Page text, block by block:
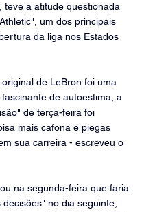
teve a atitude questionada
um dos principais
da liga nos Estados
de LeBron foi uma
de autoestima, a
de terça-feira foi
mais cafona e piegas
sua carreira - escreveu o
na segunda-feira que faria
decisões" no dia seguinte,